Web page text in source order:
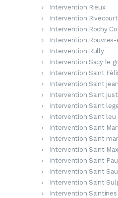
Intervention Rieux
Intervention Rivecourt
Intervention Rochy
Intervention
Intervention Rully
Intervention Sacy le
Intervention Saint
Intervention Saint
Intervention Saint
Intervention Saint
Intervention Saint leu
Intervention Saint
Intervention Saint
Intervention Saint
Intervention Saint Paul
Intervention Saint
Intervention Saint
Intervention Saintines